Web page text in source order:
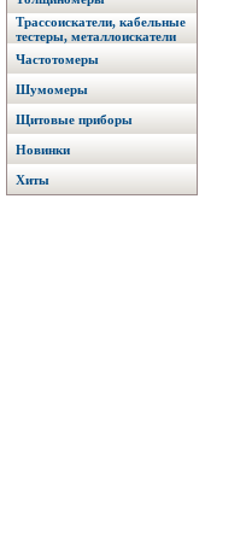
Трассоискатели, кабельные
тестеры, металлоискатели
Частотомеры
Шумомеры
Щитовые приборы
Новинки
Хиты